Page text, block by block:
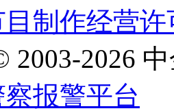
制作经营
2003-2026
报警平台